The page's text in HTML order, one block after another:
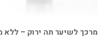
מרכך לשיער תה ירוק – ללא